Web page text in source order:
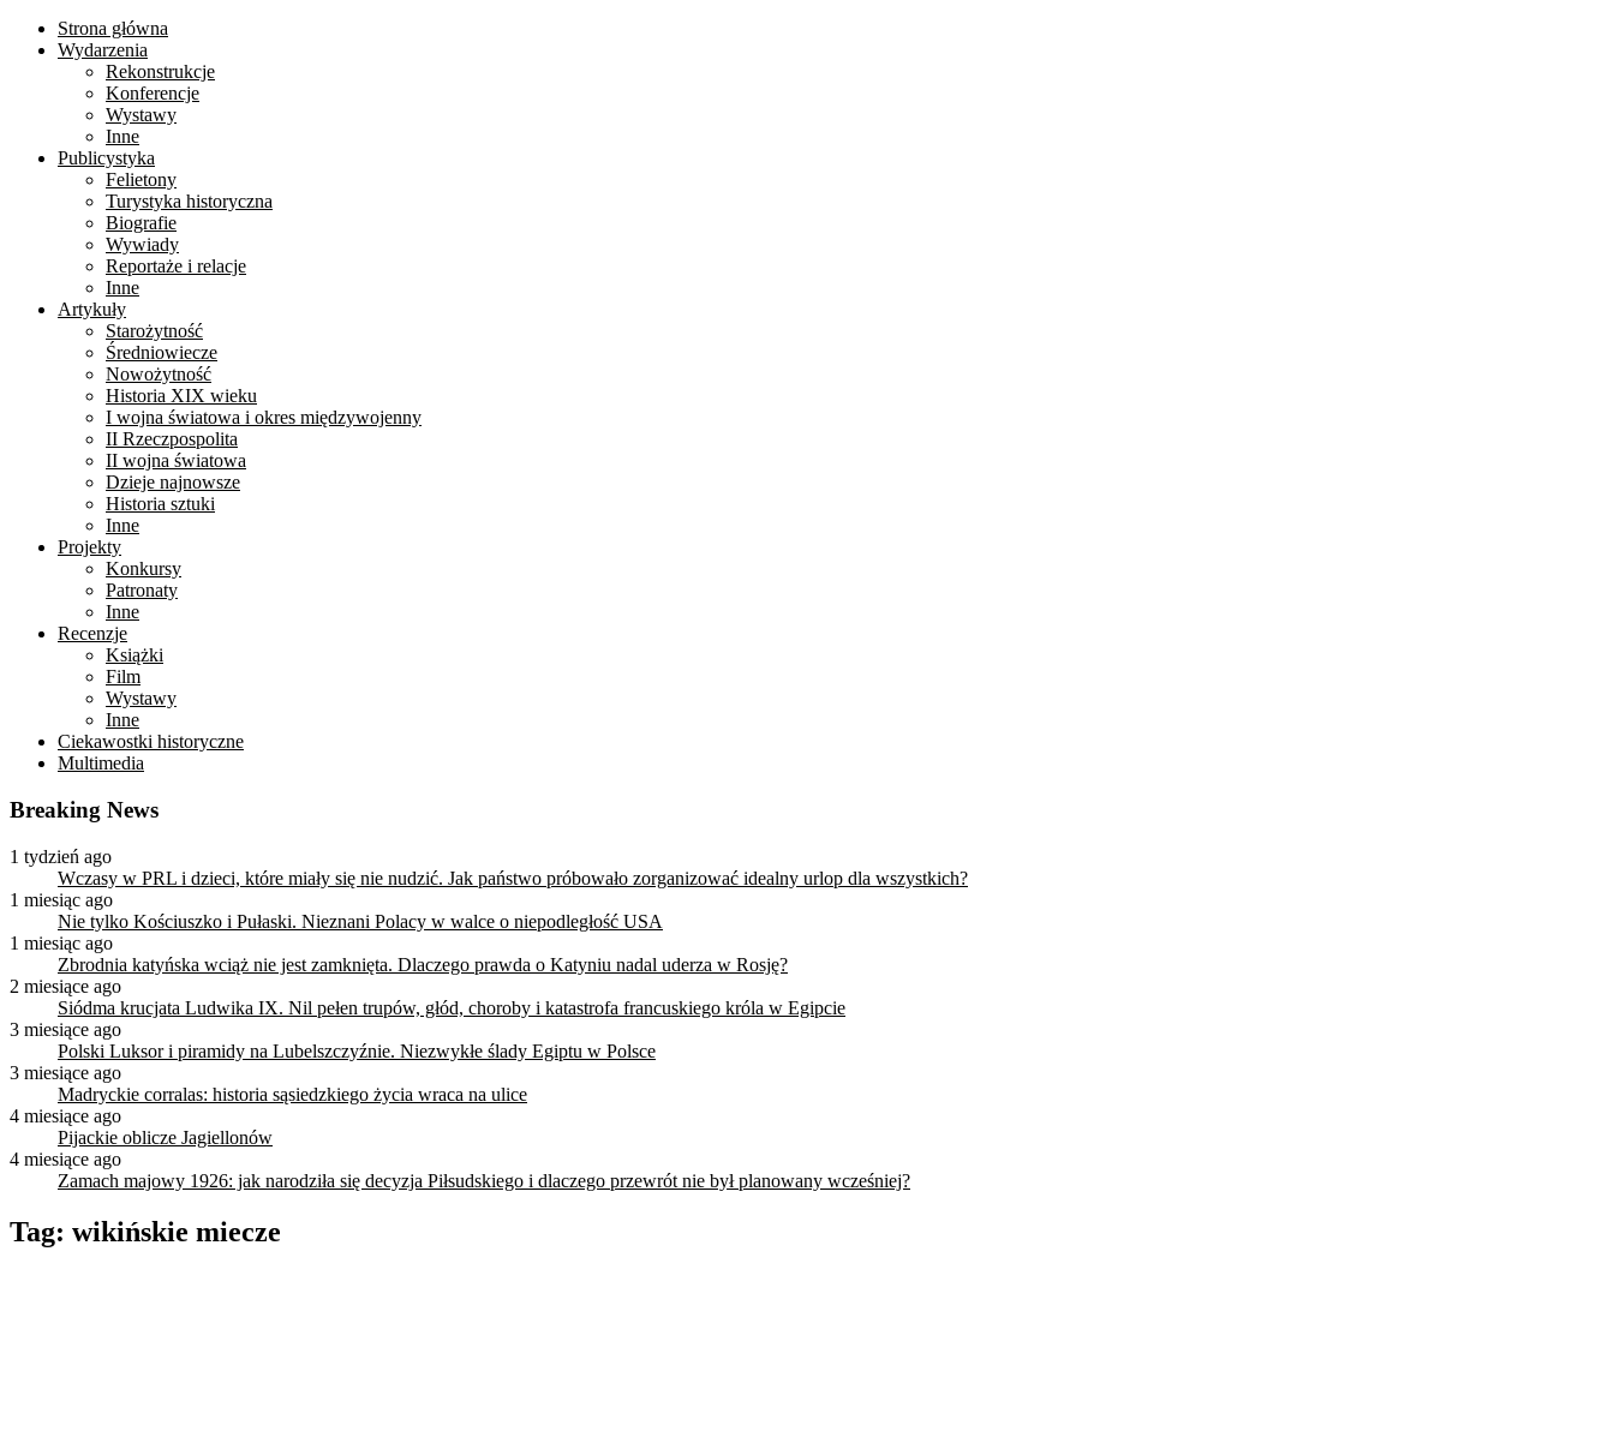
Strona główna
Wydarzenia
Rekonstrukcje
Konferencje
Wystawy
Inne
Publicystyka
Felietony
Turystyka historyczna
Biografie
Wywiady
Reportaże i relacje
Inne
Artykuły
Starożytność
Średniowiecze
Nowożytność
Historia XIX wieku
I wojna światowa i okres międzywojenny
II Rzeczpospolita
II wojna światowa
Dzieje najnowsze
Historia sztuki
Inne
Projekty
Konkursy
Patronaty
Inne
Recenzje
Książki
Film
Wystawy
Inne
Ciekawostki historyczne
Multimedia
Breaking News
1 tydzień ago
Wczasy w PRL i dzieci, które miały się nie nudzić. Jak państwo próbowało zorganizować idealny urlop dla wszystkich?
1 miesiąc ago
Nie tylko Kościuszko i Pułaski. Nieznani Polacy w walce o niepodległość USA
1 miesiąc ago
Zbrodnia katyńska wciąż nie jest zamknięta. Dlaczego prawda o Katyniu nadal uderza w Rosję?
2 miesiące ago
Siódma krucjata Ludwika IX. Nil pełen trupów, głód, choroby i katastrofa francuskiego króla w Egipcie
3 miesiące ago
Polski Luksor i piramidy na Lubelszczyźnie. Niezwykłe ślady Egiptu w Polsce
3 miesiące ago
Madryckie corralas: historia sąsiedzkiego życia wraca na ulice
4 miesiące ago
Pijackie oblicze Jagiellonów
4 miesiące ago
Zamach majowy 1926: jak narodziła się decyzja Piłsudskiego i dlaczego przewrót nie był planowany wcześniej?
Tag: wikińskie miecze